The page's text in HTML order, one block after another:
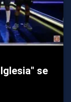
se